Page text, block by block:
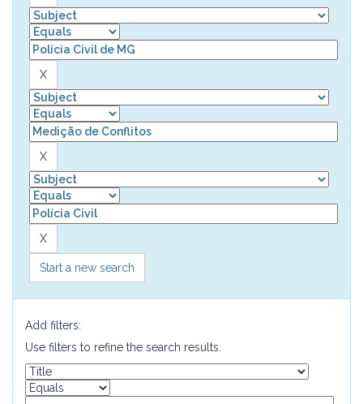
Start a new search
Add filters:
Use filters to refine the search results.